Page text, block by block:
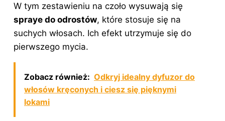
W tym zestawieniu na czoło wysuwają się
spraye do odrostów, które stosuje się na
suchych włosach. Ich efekt utrzymuje się do
pierwszego mycia.
Zobacz również: Odkryj idealny dyfuzor do
włosów kręconych i ciesz się pięknymi
lokami